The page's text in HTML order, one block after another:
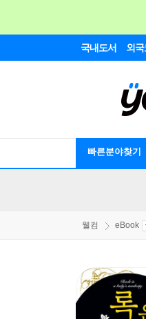
국내도서 외국
빠른분야찾기
웰컴 eBook